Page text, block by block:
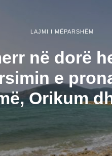
LAJMI I MËPARSHËM
në dorë
e
Orikum